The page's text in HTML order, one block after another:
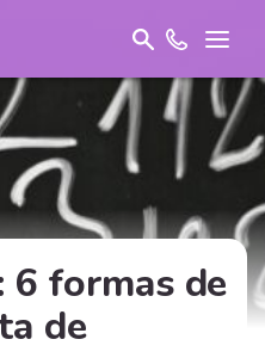
6 formas de
de